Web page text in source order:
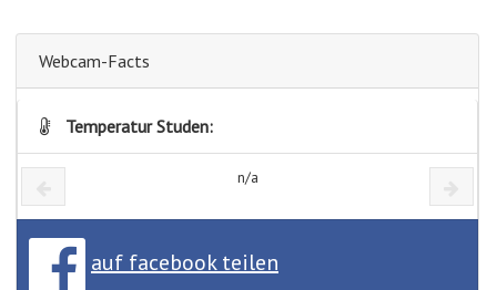
Webcam-Facts
Temperatur Studen:
n/a
auf facebook teilen